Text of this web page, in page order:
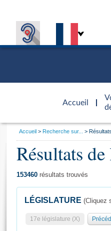
Accueil
d'accueil
Général
Vous
Accueil Recherche sur...
Résultats
153460 résultats trouvés
LÉGISLATURE (Cliquez
17e législature (X)